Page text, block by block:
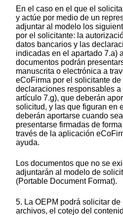
En el caso en el que el
y actúe por medio de un
adjuntar al modelo los
por el solicitante: la
datos bancarios y las
indicadas en el apartado 7.a)
documentos podrán
manuscrita o electrónica a
eCoFirma por el solicitante
declaraciones responsables a
artículo 7.g), que deberán
solicitud, y las que figuran en
deberán aportarse cuando
presentarse firmadas de
través de la aplicación
ayuda.
Los documentos que no se
adjuntarán al modelo de
(Portable Document Format).
5. La OEPM podrá solicitar
archivos, el cotejo del